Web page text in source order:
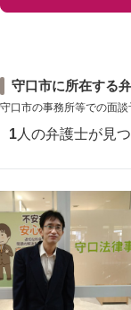
守口市に所在する
守口市の事務所等での面談
1 人の弁護士が見